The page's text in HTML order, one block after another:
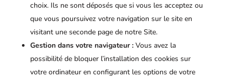
choix. Ils ne sont déposés que si vous les acceptez ou
que vous poursuivez votre navigation sur le site en
visitant une seconde page de notre Site.
Gestion dans votre navigateur : Vous avez la
possibilité de bloquer l’installation des cookies sur
votre ordinateur en configurant les options de votre